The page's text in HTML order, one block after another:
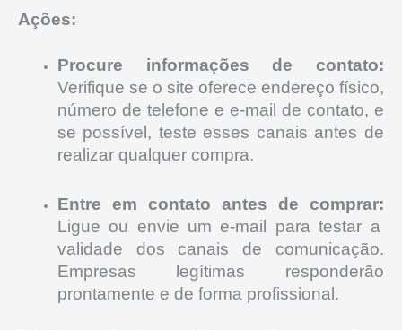
Ações:
Procure informações de contato:
Verifique se o site oferece endereço físico,
número de telefone e e-mail de contato, e
se possível, teste esses canais antes de
realizar qualquer compra.
Entre em contato antes de comprar:
Ligue ou envie um e-mail para testar a
validade dos canais de comunicação.
Empresas legítimas responderão
prontamente e de forma profissional.